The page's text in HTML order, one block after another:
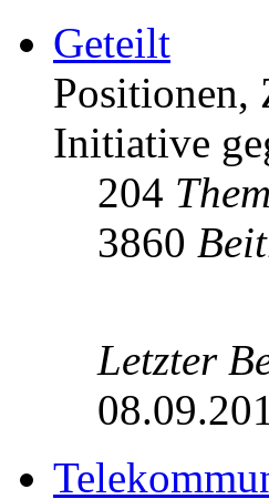
Geteilt
Positionen,
Initiative
204
3860
Letzter